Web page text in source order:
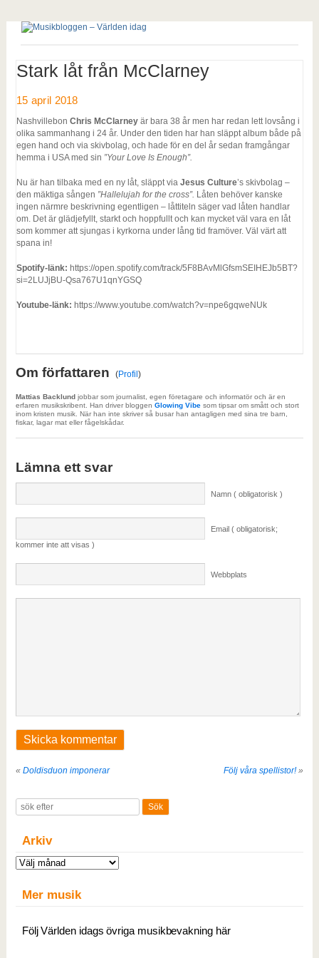
Stark låt från McClarney
15 april 2018
Nashvillebon Chris McClarney är bara 38 år men har redan lett lovsång i
olika sammanhang i 24 år. Under den tiden har han släppt album både på
egen hand och via skivbolag, och hade för en del år sedan framgångar
hemma i USA med sin ”Your Love Is Enough”.
Nu är han tilbaka med en ny låt, släppt via Jesus Culture’s skivbolag –
den mäktiga sången ”Hallelujah for the cross”. Låten behöver kanske
ingen närmre beskrivning egentligen – låttiteln säger vad låten handlar
om. Det är glädjefyllt, starkt och hoppfullt och kan mycket väl vara en låt
som kommer att sjungas i kyrkorna under lång tid framöver. Väl värt att
spana in!
Spotify-länk: https://open.spotify.com/track/5F8BAvMlGfsmSEIHEJb5BT?
si=2LUJjBU-Qsa767U1qnYGSQ
Youtube-länk: https://www.youtube.com/watch?v=npe6gqweNUk
Om författaren (Profil )
Mattias Backlundjobbar som journalist, egen företagare och informatör och är en
erfaren musikskribent. Han driver bloggen Glowing Vibesom tipsar om smått och stort
inom kristen musik. När han inte skriver så busar han antagligen med sina tre barn,
fiskar, lagar mat eller fågelskådar.
Lämna ett svar
Namn ( obligatorisk )
Email ( obligatorisk;
kommer inte att visas )
Webbplats
« Doldisduon imponerar Följ våra spellistor!»
Arkiv
Arkiv
Mer musik
Följ Världen idags övriga musikbevakning här